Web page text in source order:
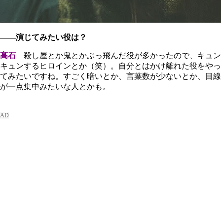
――演じてみたい役は？
髙石 殺し屋とか鬼とかぶっ飛んだ役が多かったので、キュン
キュンするヒロインとか（笑）。自分とはかけ離れた役をやっ
てみたいですね。すごく暗いとか、言葉数が少ないとか、目線
が一点集中みたいな人とかも。